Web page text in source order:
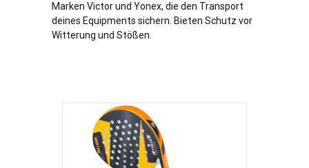
Marken Victor und Yonex, die den Transport
deines Equipments sichern. Bieten Schutz vor
Witterung und Stößen.